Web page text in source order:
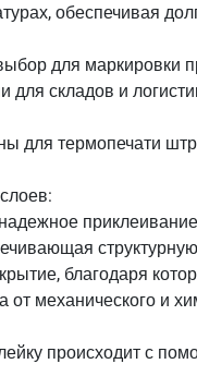
обеспечивая
для маркировки
для складов и
для термопечати
структурную
благодаря
механического и
происходит с